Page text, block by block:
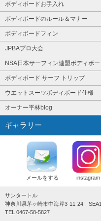
ボディボードお手入れ
ボディボードのルール＆マナー
ボディボードフィン
JPBAプロ大会
NSA日本サーフィン連盟ボディボー
ボディボード サーフ トリップ
ウエットスーツボディボード仕様
オーナー平林blog
ギャラリー
メールをする instagram
サンタートル
神奈川県茅ヶ崎市中海岸3-11-24
TEL 0467-58-5827